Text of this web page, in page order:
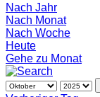
Nach Jahr
Nach Monat
Nach Woche
Heute
Gehe zu Monat